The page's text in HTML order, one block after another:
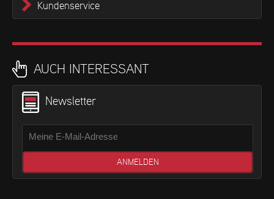
Kundenservice
AUCH INTERESSANT
Newsletter